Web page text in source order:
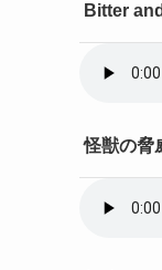
Bitter
怪獣の脅